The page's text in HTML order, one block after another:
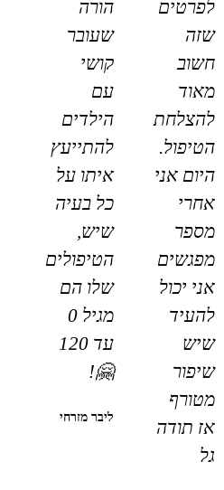
לפרטים
שזה
חשוב
מאוד
להצלחת
הטיפול.
היום אני
אחרי
מספר
מפגשים
אני יכול
להעיד
שיש
שיפור
מטורף
אז תודה
גל
הורה
שעובר
קושי
עם
הילדים
להתייעץ
איתו על
כל בעיה
שיש,
הטיפולים
שלו הם
מגיל 0
עד 120
🤗!
ליבר מזרחי